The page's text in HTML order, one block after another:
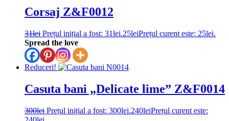
Corsaj Z&F0012
31lei Prețul inițial a fost: 31lei.25leiPrețul curent este: 25lei.
Spread the love
Reduceri!
Casuta bani „Delicate lime” Z&F0014
300lei Prețul inițial a fost: 300lei.240leiPrețul curent este: